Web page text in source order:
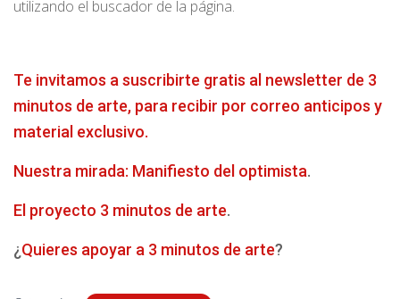
utilizando el buscador de la página.
Te invitamos a suscribirte gratis al newsletter de 3
minutos de arte, para recibir por correo anticipos y
material exclusivo.
Nuestra mirada: Manifiesto del optimista.
El proyecto 3 minutos de arte.
¿Quieres apoyar a 3 minutos de arte?